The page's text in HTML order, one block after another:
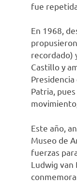
fue
En 1968,
recordado)
Castillo y
Patria,
Este año,
Museo de
fuerzas
Ludwig van